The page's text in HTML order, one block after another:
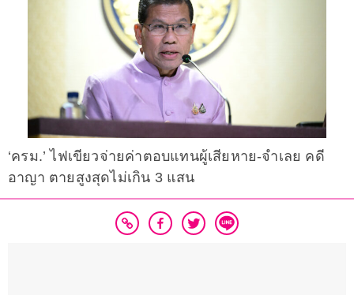
‘ครม.’ ไฟเขียวจ่ายค่าตอบแทนผู้เสียหาย-จำเลย คดี
อาญา ตายสูงสุดไม่เกิน 3 แสน